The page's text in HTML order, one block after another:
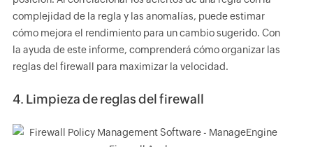
complejidad de la regla y las anomalías, puede estimar
cómo mejora el rendimiento para un cambio sugerido. Con
la ayuda de este informe, comprenderá cómo organizar las
reglas del firewall para maximizar la velocidad.
4. Limpieza de reglas del firewall